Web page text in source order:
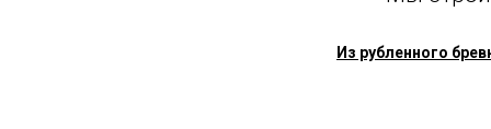
Из рубленного